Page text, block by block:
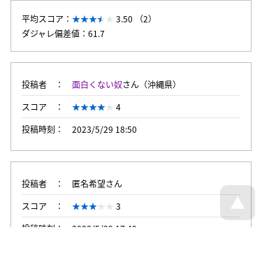
平均スコア：
3.50 （2）
ダジャレ偏差値：61.7
投稿者 面白くない奴さん（沖縄県）
スコア
4
投稿時刻
2023/5/29 18:50
投稿者
匿名希望さん
スコア
3
投稿時刻
2023/5/29 17:49